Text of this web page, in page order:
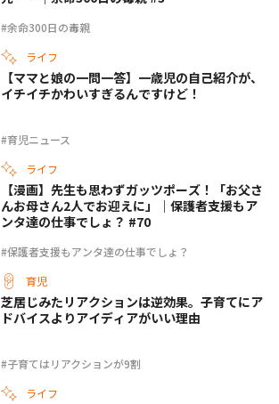
#余命300日の毒親
ライフ
#育児ニュース
【ママと娘の一問一答】一歳児の自己紹介が、
イチイチかわいすぎるんですけど！
ライフ
#保護者支援もアンタ達の仕事でしょ？
【漫画】先生も思わずガッツポーズ！「お父さ
んお母さん2人でお迎えに」｜保護者支援もア
ンタ達の仕事でしょ？ #70
育児
#子育てはリアクションが9割
芝居じみたリアクションは逆効果。子育てにア
ドバイスよりアイディアがいい理由
ライフ